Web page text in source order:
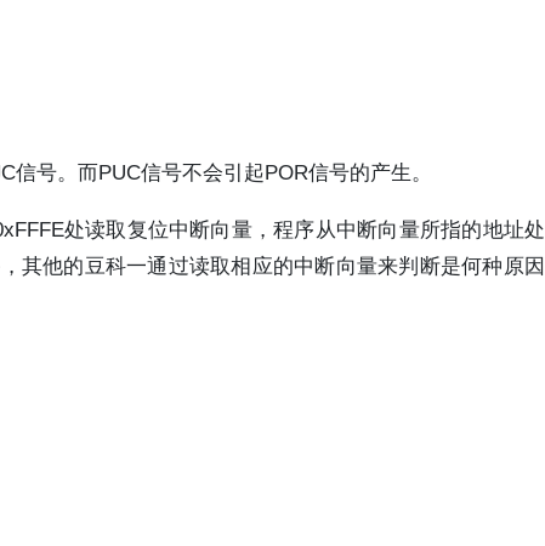
号。而PUC信号不会引起POR信号的产生。
处读取复位中断向量，程序从中断向量所指的地址处
其他的豆科一通过读取相应的中断向量来判断是何种原因